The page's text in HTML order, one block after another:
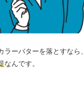
ラーバターを落とすなら、
なんです。